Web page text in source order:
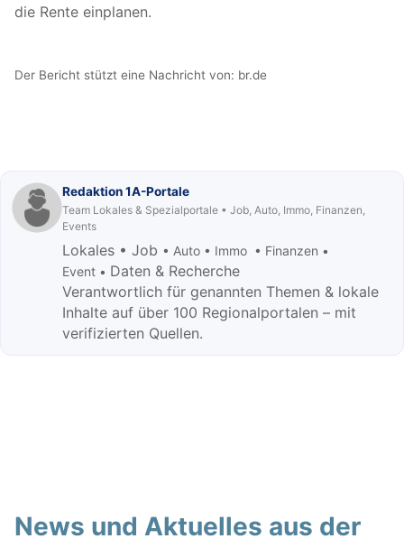
die Rente einplanen.
Der Bericht stützt eine Nachricht von: br.de
Redaktion 1A-Portale
Team Lokales & Spezialportale • Job, Auto, Immo, Finanzen,
Events
Lokales • Job • Auto • Immo • Finanzen •
Event • Daten & Recherche
Verantwortlich für genannten Themen & lokale
Inhalte auf über 100 Regionalportalen – mit
verifizierten Quellen.
News und Aktuelles aus der